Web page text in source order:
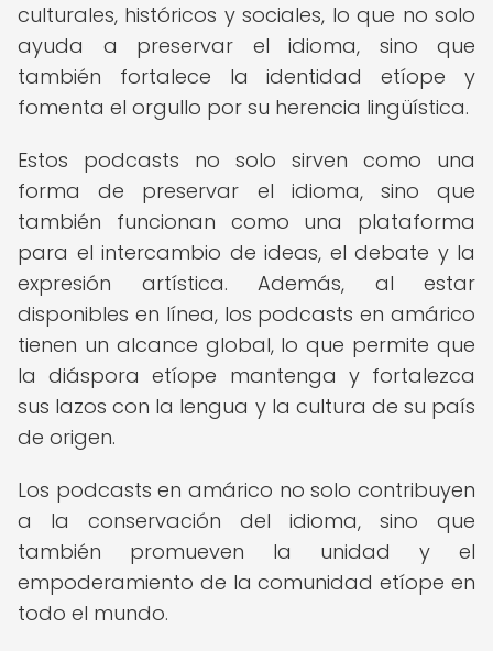
culturales, históricos y sociales, lo que no solo
ayuda a preservar el idioma, sino que
también fortalece la identidad etíope y
fomenta el orgullo por su herencia lingüística.
Estos podcasts no solo sirven como una
forma de preservar el idioma, sino que
también funcionan como una plataforma
para el intercambio de ideas, el debate y la
expresión artística. Además, al estar
disponibles en línea, los podcasts en amárico
tienen un alcance global, lo que permite que
la diáspora etíope mantenga y fortalezca
sus lazos con la lengua y la cultura de su país
de origen.
Los podcasts en amárico no solo contribuyen
a la conservación del idioma, sino que
también promueven la unidad y el
empoderamiento de la comunidad etíope en
todo el mundo.